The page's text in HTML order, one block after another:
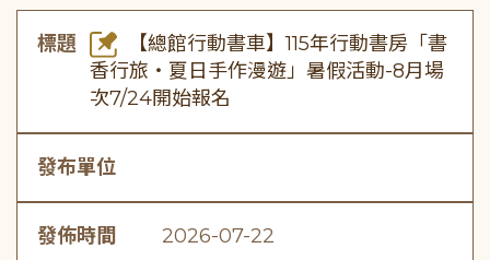
標題
【總館行動書車】115年行動書房「書
香行旅・夏日手作漫遊」暑假活動-8月場
次7/24開始報名
發布單位
發佈時間 2026-07-22